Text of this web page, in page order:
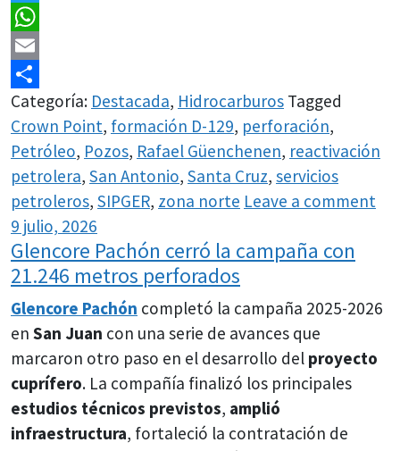
Twitter
WhatsApp
Email
Share
Categoría: Destacada, Hidrocarburos Tagged
Crown Point, formación D-129, perforación,
Petróleo, Pozos, Rafael Güenchenen, reactivación
petrolera, San Antonio, Santa Cruz, servicios
petroleros, SIPGER, zona norte Leave a comment
9 julio, 2026
Glencore Pachón cerró la campaña con
21.246 metros perforados
Glencore Pachón completó la campaña 2025-2026
en San Juan con una serie de avances que
marcaron otro paso en el desarrollo del proyecto
cuprífero. La compañía finalizó los principales
estudios técnicos previstos, amplió
infraestructura, fortaleció la contratación de